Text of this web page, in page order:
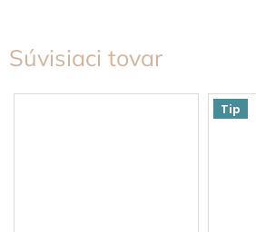
Súvisiaci tovar
Tip